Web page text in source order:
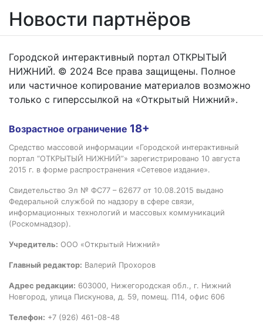
Новости партнёров
Городской интерактивный портал ОТКРЫТЫЙ
НИЖНИЙ. © 2024 Все права защищены. Полное
или частичное копирование материалов возможно
только с гиперссылкой на «Открытый Нижний».
Возрастное ограничение 18+
Средство массовой информации «Городской интерактивный
портал “ОТКРЫТЫЙ НИЖНИЙ”» зарегистрировано 10 августа
2015 г. в форме распространения «Сетевое издание».
Свидетельство Эл № ФС77 – 62677 от 10.08.2015 выдано
Федеральной службой по надзору в сфере связи,
информационных технологий и массовых коммуникаций
(Роскомнадзор).
Учредитель: ООО «Открытый Нижний»
Главный редактор: Валерий Прохоров
Адрес редакции: 603000, Нижегородская обл., г. Нижний
Новгород, улица Пискунова, д. 59, помещ. П14, офис 606
Телефон: +7 (926) 461-08-48